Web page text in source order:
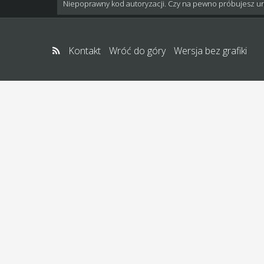
Niepoprawny kod autoryzacji. Czy na pewno próbujesz
Kontakt Wróć do góry Wersja bez grafiki